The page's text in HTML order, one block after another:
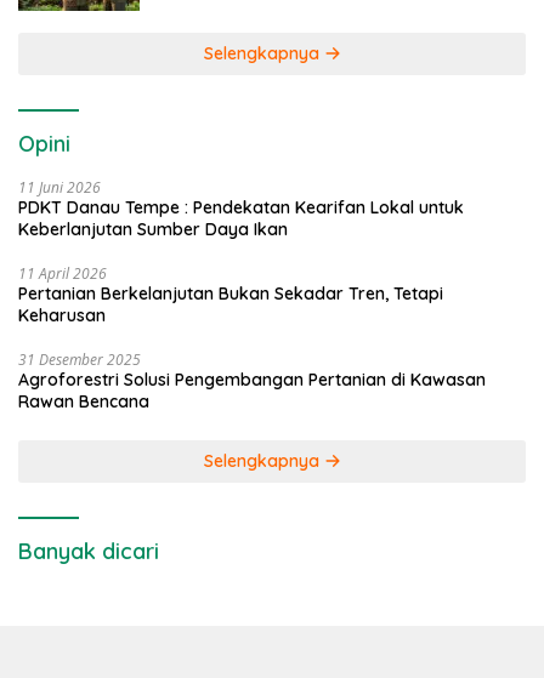
Selengkapnya
Opini
11 Juni 2026
PDKT Danau Tempe : Pendekatan Kearifan Lokal untuk
Keberlanjutan Sumber Daya Ikan
11 April 2026
Pertanian Berkelanjutan Bukan Sekadar Tren, Tetapi
Keharusan
31 Desember 2025
Agroforestri Solusi Pengembangan Pertanian di Kawasan
Rawan Bencana
Selengkapnya
Banyak dicari